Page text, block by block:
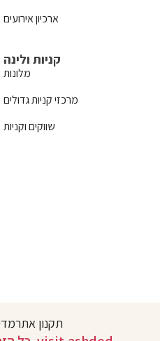
ארכיון אירועים
קניות ולינה
מלונות
מרכזי קניות גדולים
שווקים וקניות
תקנון אתר